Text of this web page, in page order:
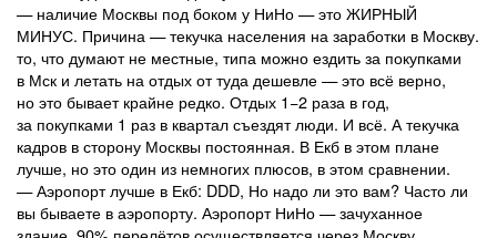
— наличие Москвы под боком у НиНо — это ЖИРНЫЙ
МИНУС. Причина — текучка населения на заработки в Москву.
то, что думают не местные, типа можно ездить за покупками
в Мск и летать на отдых от туда дешевле — это всё верно,
но это бывает крайне редко. Отдых 1−2 раза в год,
за покупками 1 раз в квартал съездят люди. И всё. А текучка
кадров в сторону Москвы постоянная. В Екб в этом плане
лучше, но это один из немногих плюсов, в этом сравнении.
— Аэропорт лучше в Екб: DDD, Но надо ли это вам? Часто ли
вы бываете в аэропорту. Аэропорт НиНо — зачуханное